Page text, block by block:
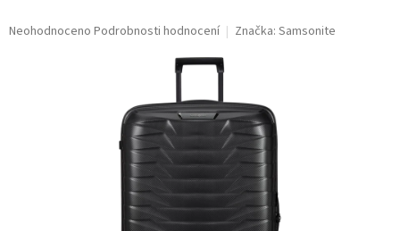
Průměrné
Neohodnoceno Podrobnosti hodnocení Značka: Samsonite